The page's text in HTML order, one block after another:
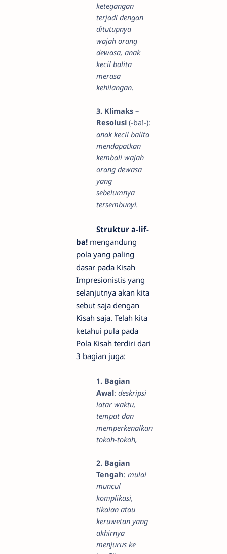
ketegangan
terjadi dengan
ditutupnya
wajah orang
dewasa, anak
kecil balita
merasa
kehilangan.
3. Klimaks –
Resolusi (-ba!-):
anak kecil balita
mendapatkan
kembali wajah
orang dewasa
yang
sebelumnya
tersembunyi.
Struktur a-lif-
ba! mengandung
pola yang paling
dasar pada Kisah
Impresionistis yang
selanjutnya akan kita
sebut saja dengan
Kisah saja. Telah kita
ketahui pula pada
Pola Kisah terdiri dari
3 bagian juga:
1. Bagian
Awal: deskripsi
latar waktu,
tempat dan
memperkenalkan
tokoh-tokoh,
2. Bagian
Tengah: mulai
muncul
komplikasi,
tikaian atau
keruwetan yang
akhirnya
menjurus ke